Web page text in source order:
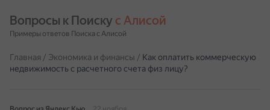
Вопросы к Поиску с Алисой
Примеры ответов Поиска с Алисой
Главная / Экономика и финансы / Как оплатить коммерческую
недвижимость с расчетного счета физ лицу?